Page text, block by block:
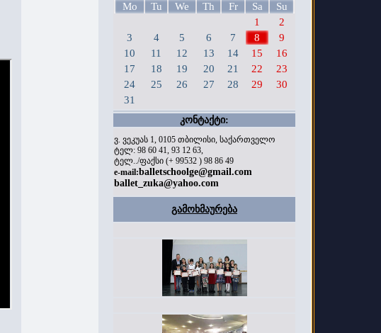
Mo Tu We Th Fr Sa
Su
1
2
3
4 5 6 7 8
9
10
11 12 13 14 15
16
17
18 19 20 21 22
23
24
25 26 27 28 29
30
31
კონტაქტი:
ვ. ვეკუას 1, 0105 თბილისი, საქართველო
ტელ: 98 60 41, 93 12 63,
ტელ../ფაქსი (+ 99532 ) 98 86 49
e-mail:balletschoolge@gmail.com
ballet_zuka@yahoo.com
გამოხმაურება